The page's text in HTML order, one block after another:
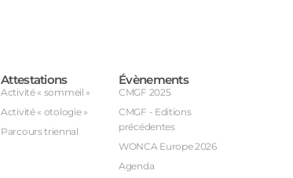
Attestations
Activité « sommeil »
Activité « otologie »
Parcours triennal
Évènements
CMGF 2025
CMGF - Editions
précédentes
WONCA Europe 2026
Agenda